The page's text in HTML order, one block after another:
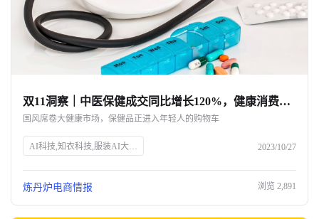
双11洞察｜中医保健成交同比增长120%，健康消费成双11囤货刚需
国风席卷大健康市场，保健品正进入年轻人的购物车
AI科技,知衣科技,服装AI大数据,双11,健康消费,保健食品,家用医疗器械,营养滋补品,天猫健康,传统中医保健,电子艾灸,按摩器材,电动刮痧仪,医疗器械家用化,呼吸机,制氧机,助听器,年轻消费者,健康管理,蓝帽子保健品 2023/10/27
炼丹炉电商情报 浏览 2,891